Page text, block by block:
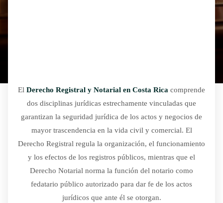
El Derecho Registral y Notarial en Costa Rica comprende
dos disciplinas jurídicas estrechamente vinculadas que
garantizan la seguridad jurídica de los actos y negocios de
mayor trascendencia en la vida civil y comercial. El
Derecho Registral regula la organización, el funcionamiento
y los efectos de los registros públicos, mientras que el
Derecho Notarial norma la función del notario como
fedatario público autorizado para dar fe de los actos
jurídicos que ante él se otorgan.